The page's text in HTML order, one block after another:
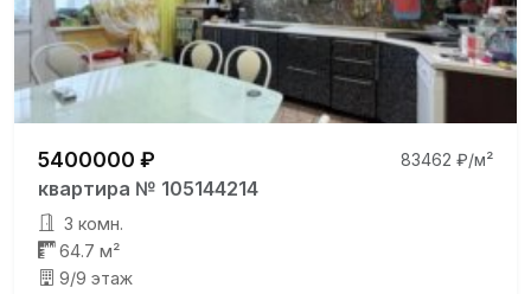
5400000 ₽ 83462 ₽/м²
квартира № 105144214
3 комн.
64.7 м²
9/9 этаж